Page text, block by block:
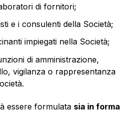
di fornitori;
e i consulenti della Società;
impiegati nella Società;
di amministrazione,
vigilanza o rappresentanza
essere formulata sia in forma